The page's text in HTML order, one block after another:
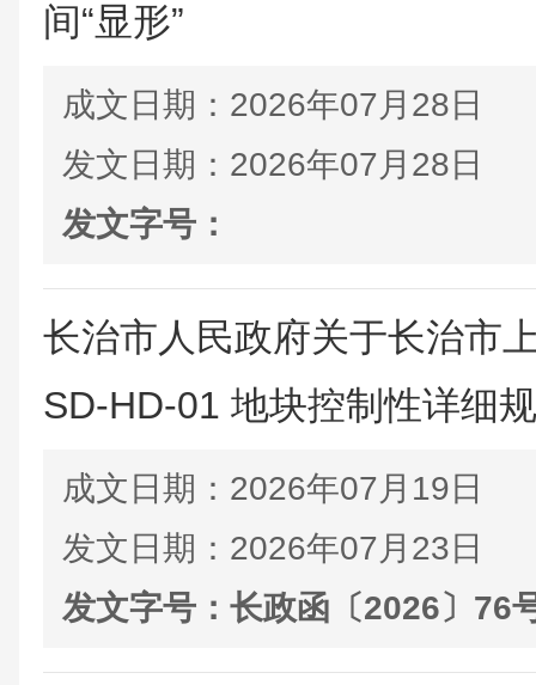
间“显形”
成文日期： 2026年07月28日
发文日期： 2026年07月28日
发文字号：
长治市人民政府关于长治市
SD-HD-01 地块控制性详细
成文日期： 2026年07月19日
发文日期： 2026年07月23日
发文字号： 长政函〔2026〕76